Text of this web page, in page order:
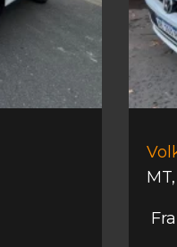
MT,